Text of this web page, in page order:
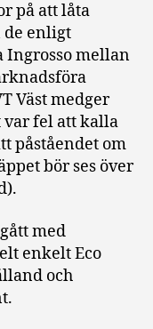
på att låta
de enligt
Ingrosso mellan
Väst medger
var fel att kalla
påståendet om
bör ses över
med
enkelt Eco
och